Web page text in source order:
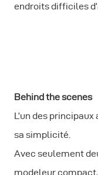
endroits difficiles
Behind the scenes
L’un des
sa simplicité.
Avec seulement
modeleur